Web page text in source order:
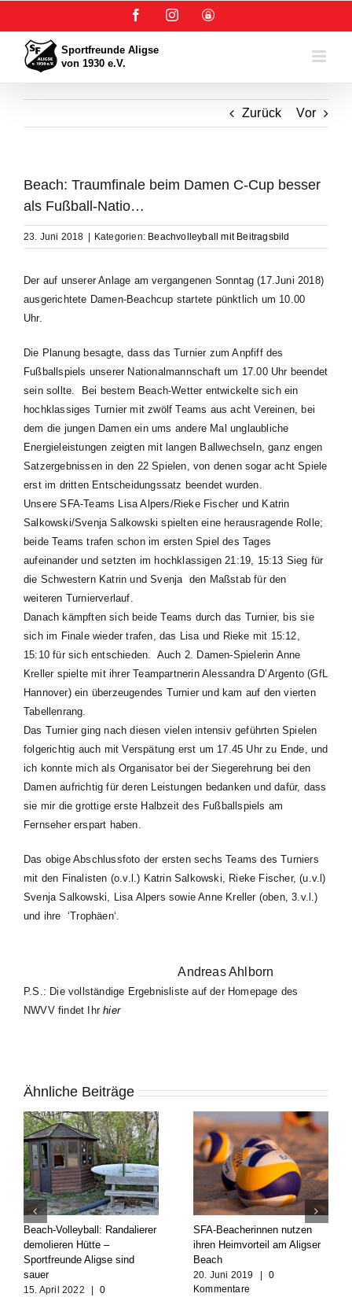
springen
FacebookInstagram
User-
Zurück Vor
Beach: Traumfinale beim Damen C-Cup besser
als Fußball-Natio…
23. Juni 2018 Kategorien: Beachvolleyball mit Beitragsbild
Der auf unserer Anlage am vergangenen Sonntag (17.Juni 2018)
ausgerichtete Damen-Beachcup startete pünktlich um 10.00
Uhr.
Die Planung besagte, dass das Turnier zum Anpfiff des
Fußballspiels unserer Nationalmannschaft um 17.00 Uhr beendet
sein sollte.
Bei bestem Beach-Wetter entwickelte sich ein
hochklassiges Turnier mit zwölf Teams aus acht Vereinen, bei
dem die jungen Damen ein ums andere Mal unglaubliche
Energieleistungen zeigten mit langen Ballwechseln, ganz engen
Satzergebnissen in den 22 Spielen, von denen sogar acht Spiele
erst im dritten Entscheidungssatz beendet wurden.
Unsere SFA-Teams Lisa Alpers/Rieke Fischer und Katrin
Salkowski/Svenja Salkowski spielten eine herausragende Rolle;
beide Teams trafen schon im ersten Spiel des Tages
aufeinander und setzten im hochklassigen 21:19, 15:13 Sieg für
die Schwestern Katrin und Svenja den Maßstab für den
weiteren Turnierverlauf.
Danach kämpften sich beide Teams durch das Turnier, bis sie
sich im Finale wieder trafen, das Lisa und Rieke mit 15:12,
15:10 für sich entschieden. Auch 2. Damen-Spielerin Anne
Kreller spielte mit ihrer Teampartnerin Alessandra D’Argento (GfL
Hannover) ein überzeugendes Turnier und kam auf den vierten
Tabellenrang.
Das Turnier ging nach diesen vielen intensiv geführten Spielen
folgerichtig auch mit Verspätung erst um 17.45 Uhr zu Ende, und
ich konnte mich als Organisator bei der Siegerehrung bei den
Damen aufrichtig für deren Leistungen bedanken und dafür, dass
sie mir die grottige erste Halbzeit des Fußballspiels am
Fernseher erspart haben.
Das obige Abschlussfoto der ersten sechs Teams des Turniers
mit den Finalisten (o.v.l.) Katrin Salkowski, Rieke Fischer, (u.v.l)
Svenja Salkowski, Lisa Alpers sowie Anne Kreller (oben, 3.v.l.)
und ihre ‘Trophäen‘.
Andreas Ahlborn
P.S.: Die vollständige Ergebnisliste auf der Homepage des
NWVV findet Ihrhier
Ähnliche Beiträge
Beach-Volleyball: Randalierer
demolieren Hütte –
Sportfreunde Aligse sind
sauer
15. April 2022
0
SFA-Beacherinnen nutzen
ihren Heimvorteil am Aligser
Beach
20. Juni 2019
0
Kommentare